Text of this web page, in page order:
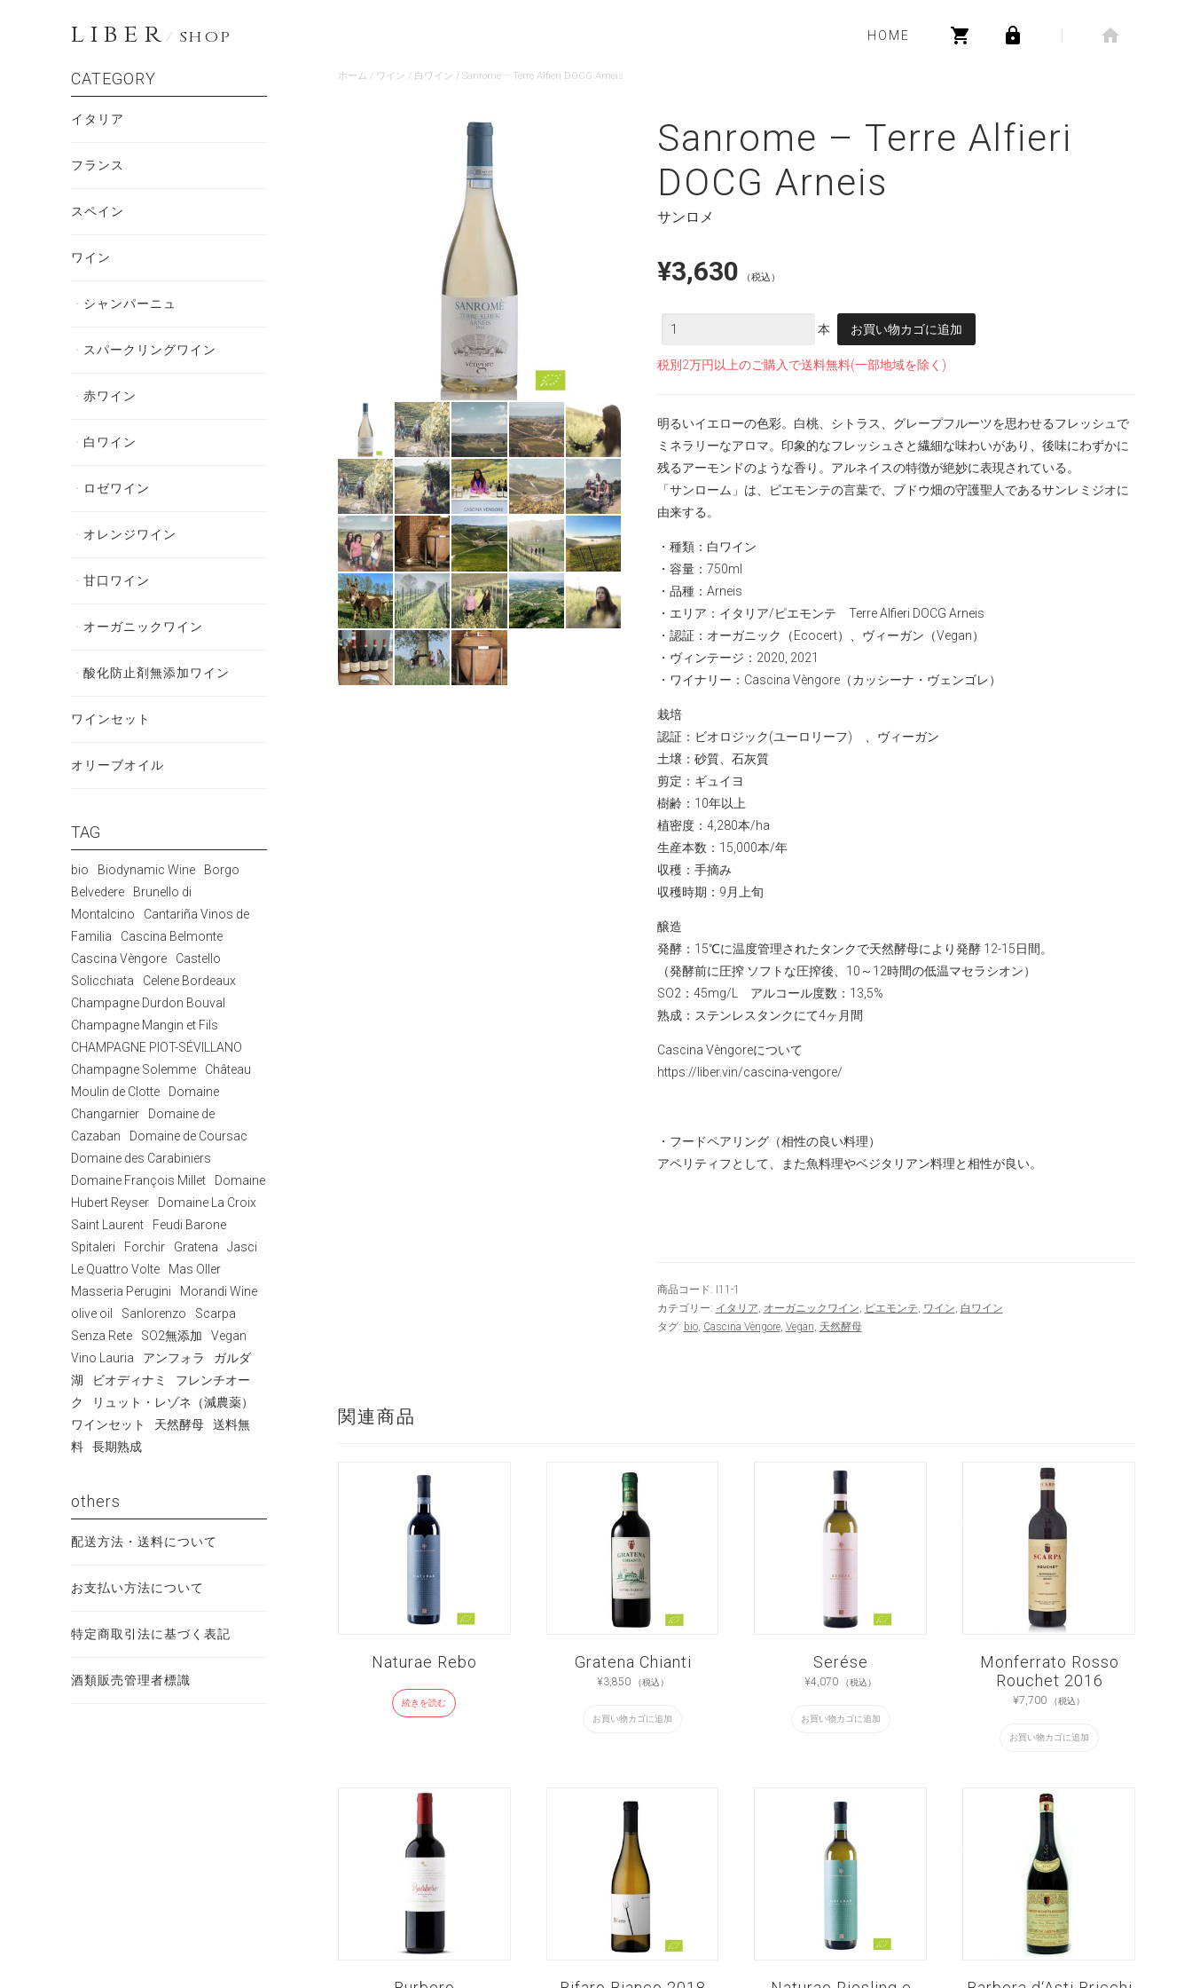
LIBER/ SHOP HOME
ホーム / ワイン / 白ワイン / Sanrome – Terre Alfieri DOCG Arneis
Sanrome – Terre Alfieri
DOCG Arneis
サンロメ
¥3,630 （税込）
本 お買い物カゴに追加
税別2万円以上のご購入で送料無料(一部地域を除く)
明るいイエローの色彩。白桃、シトラス、グレープフルーツを思わせるフレッシュで
ミネラリーなアロマ。印象的なフレッシュさと繊細な味わいがあり、後味にわずかに
残るアーモンドのような香り。アルネイスの特徴が絶妙に表現されている。
「サンローム」は、ピエモンテの言葉で、ブドウ畑の守護聖人であるサンレミジオに
由来する。
・種類：白ワイン
・容量：750ml
・品種：Arneis
・エリア：イタリア/ピエモンテ Terre Alfieri DOCG Arneis
・認証：オーガニック（Ecocert）、ヴィーガン（Vegan）
・ヴィンテージ：2020, 2021
・ワイナリー： Cascina Vèngore（カッシーナ・ヴェンゴレ）
栽培
認証：ビオロジック(ユーロリーフ) 、ヴィーガン
土壌：砂質、石灰質
剪定：ギュイヨ
樹齢：10年以上
植密度：4,280本/ha
生産本数：15,000本/年
収穫：手摘み
収穫時期：9月上旬
醸造
発酵：15℃に温度管理されたタンクで天然酵母により発酵 12-15日間。
（発酵前に圧搾 ソフトな圧搾後、10～12時間の低温マセラシオン）
SO2：45mg/L アルコール度数：13,5%
熟成：ステンレスタンクにて4ヶ月間
Cascina Vèngoreについて
https://liber.vin/cascina-vengore/
・フードペアリング（相性の良い料理）
アペリティフとして、また魚料理やベジタリアン料理と相性が良い。
商品コード: I11-1
カテゴリー: イタリア, オーガニックワイン, ピエモンテ, ワイン, 白ワイン
タグ: bio, Cascina Vèngore, Vegan, 天然酵母
関連商品
Naturae Rebo
続きを読む
Gratena Chianti
¥3,850 （税込）
お買い物カゴに追加
Serése
¥4,070 （税込）
お買い物カゴに追加
Monferrato Rosso
Rouchet 2016
¥7,700 （税込）
お買い物カゴに追加
CATEGORY
イタリア
フランス
スペイン
ワイン
シャンパーニュ
スパークリングワイン
赤ワイン
白ワイン
ロゼワイン
オレンジワイン
甘口ワイン
オーガニックワイン
酸化防止剤無添加ワイン
ワインセット
オリーブオイル
TAG
bio Biodynamic Wine
Borgo
Belvedere
Brunello di
Montalcino
Cantariña Vinos de
Familia
Cascina Belmonte
Cascina Vèngore
Castello
Solicchiata
Celene Bordeaux
Champagne Durdon Bouval
Champagne Mangin et Fils
CHAMPAGNE PIOT-SÉVILLANO
Champagne Solemme
Château
Moulin de Clotte
Domaine
Changarnier
Domaine de
Cazaban
Domaine de Coursac
Domaine des Carabiniers
Domaine François Millet
Domaine
Hubert Reyser
Domaine La Croix
Saint Laurent
Feudi Barone
Spitaleri
Forchir Gratena
Jasci
Le Quattro Volte
Mas Oller
Masseria Perugini
Morandi Wine
olive oil
Sanlorenzo
Scarpa
Senza Rete
SO2無添加
Vegan
Vino Lauria
アンフォラ
ガルダ
湖
ビオディナミ
フレンチオー
ク
リュット・レゾネ（減農薬）
ワインセット
天然酵母
送料無
料
長期熟成
others
配送方法・送料について
お支払い方法について
特定商取引法に基づく表記
酒類販売管理者標識